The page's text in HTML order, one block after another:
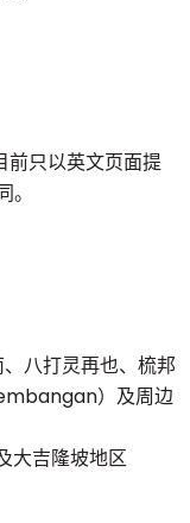
前只以英文页面提
八打灵再也、梳邦
）及周边
大吉隆坡地区